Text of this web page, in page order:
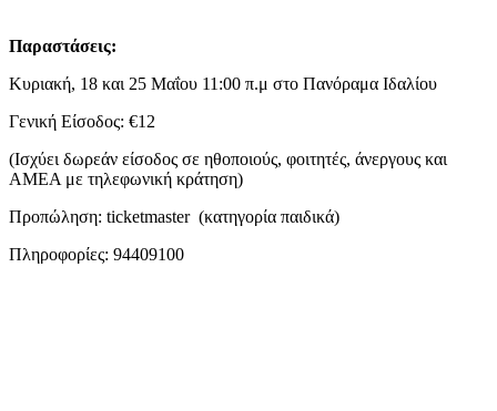
Παραστάσεις:
Κυριακή, 18 και 25 Μαΐου 11:00 π.μ στο Πανόραμα Ιδαλίου
Γενική Είσοδος: €12
(Ισχύει δωρεάν είσοδος σε ηθοποιούς, φοιτητές, άνεργους και
ΑΜΕΑ με τηλεφωνική κράτηση)
Προπώληση: ticketmaster (κατηγορία παιδικά)
Πληροφορίες: 94409100